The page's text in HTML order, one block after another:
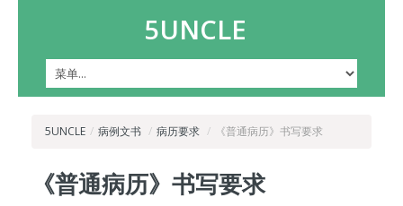
5UNCLE
5UNCLE / 病例文书 / 病历要求 / 《普通病历》书写要求
《普通病历》书写要求